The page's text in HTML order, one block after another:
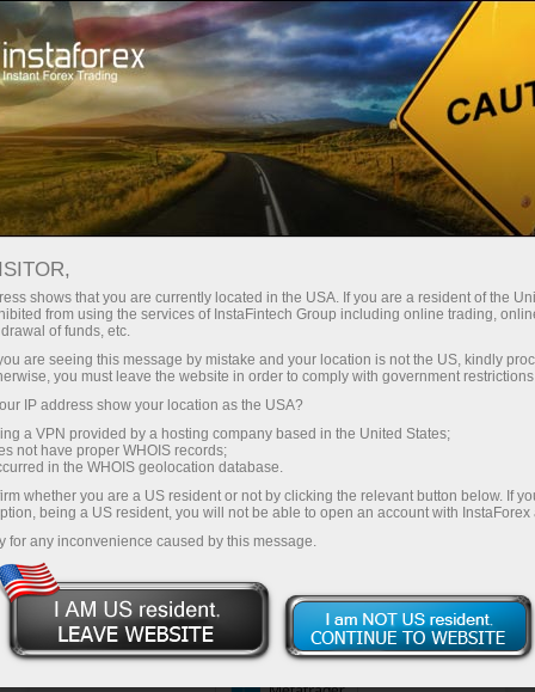
เกี่ยวกับ InstaForex
ความรับผิดชอบต่อสังคมของ InstaForex
ความรับผิดชอบต่อสังคม
ของ InstaForex
หนึ่งในหลักการปฏิบัติงานที่สำคัญของ
InstaForex Company คือการดำเนินธุรกิจบนหลัก
การของความมีมนุษยธรรม ในการเป็นบริษัท
โบรคเกอร์ที่มีความเปิดเผยมากที่สุดในตลาดค่า
เงินนั้น, InstaForex มุ่งมั่นในการปฏิบัติตามกฎ
ของการดำเนินธุรกิจอย่างยุติธรรมที่สุด รวมถึง
มาตรฐานและหลักการทางศีลธรรม
shows that you are currently located in the USA. If you are a resident of the
from using the services of InstaFintech Group including online trading,
of funds, etc.
are seeing this message by mistake and your location is not the US, kindly
you must leave the website in order to comply with government
IP address show your location as the USA?
a VPN provided by a hosting company based in the United States;
not have proper WHOIS records;
in the WHOIS geolocation database.
whether you are a US resident or not by clicking the relevant button below. If
being a US resident, you will not be able to open an account with InstaForex
for any inconvenience caused by this message.